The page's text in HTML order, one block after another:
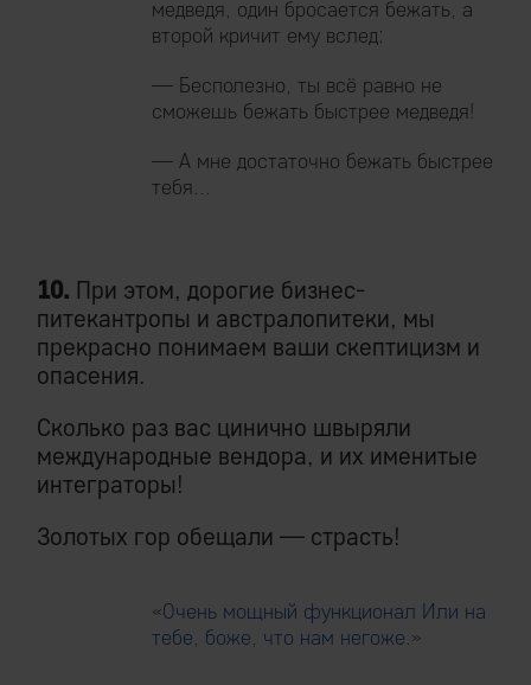
медведя, один бросается бежать, а
второй кричит ему вслед:
— Бесполезно, ты всё равно не
сможешь бежать быстрее медведя!
— А мне достаточно бежать быстрее
тебя...
10. При этом, дорогие бизнес-
питекантропы и австралопитеки, мы
прекрасно понимаем ваши скептицизм и
опасения.
Сколько раз вас цинично швыряли
международные вендора, и их именитые
интеграторы!
Золотых гор обещали — страсть!
«Очень мощный функционал Или на
тебе, боже, что нам негоже.»